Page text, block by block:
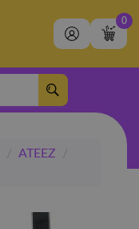
0
/ ATEEZ
/